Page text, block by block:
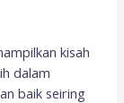
kisah
dalam
baik seiring